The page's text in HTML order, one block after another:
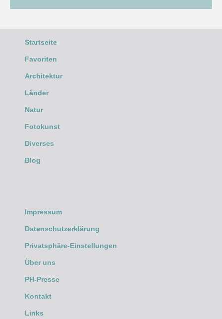
Startseite
Favoriten
Architektur
Länder
Natur
Fotokunst
Diverses
Blog
Impressum
Datenschutzerklärung
Privatsphäre-Einstellungen
Über uns
PH-Presse
Kontakt
Links